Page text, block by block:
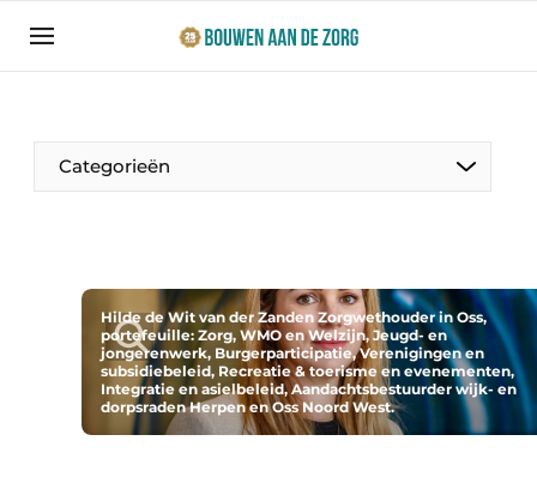
Aanmelden
Bedrijven
Bouwen aan de Zorg | Vakblad over bouw en
Direct contact
Evenement aanmelden
Jaarboek
Jubileumboek
Categorieën
Productinformatie
Evenementen
Hilde de Wit van der Zanden Zorgwethouder in Oss,
portefeuille: Zorg, WMO en Welzijn, Jeugd- en
jongerenwerk, Burgerparticipatie, Verenigingen en
subsidiebeleid, Recreatie & toerisme en evenementen,
Integratie en asielbeleid, Aandachtsbestuurder wijk- en
dorpsraden Herpen en Oss Noord West.